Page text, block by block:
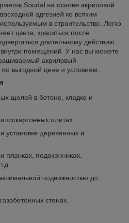
Soudal на основе акриловой
адгезией ко всяким
в строительстве. Легко
цвета, краситься после
длительному действию
внутри помещений. У нас вы можете
акриловый
выгодной цене и условиям.
щелей в бетоне, кладке и
плитах.
установке деревянных и
планках, подоконниках,
подвижностью до
стенах.